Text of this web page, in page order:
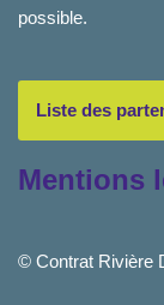
possible.
Liste des
Mentions
© Contrat Rivière